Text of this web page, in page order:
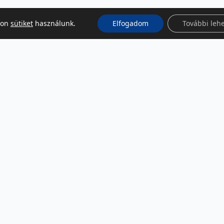
sütikethasználunk. Elfogadom További